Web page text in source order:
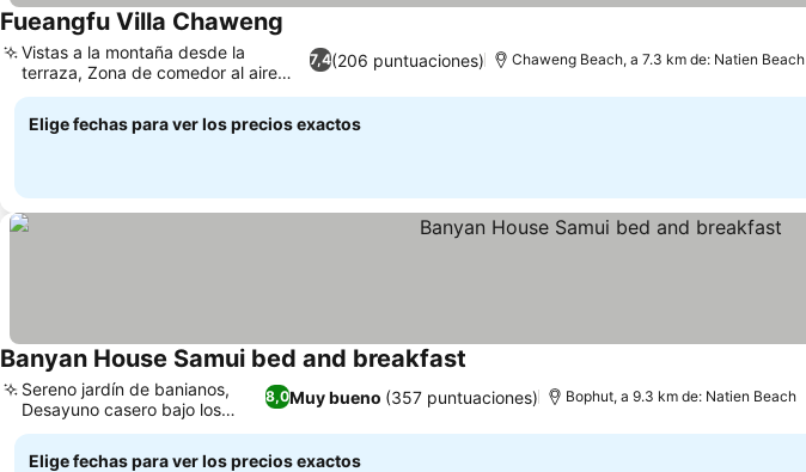
Fueangfu Villa Chaweng
7,4(206 puntuaciones)
Vistas a la montaña desde la
terraza, Zona de comedor al aire
libre
Chaweng Beach, a 7.3 km de: Natien Beach
Elige fechas para ver los precios exactos
Banyan House Samui bed and breakfast
8,0Muy bueno (357 puntuaciones)
Sereno jardín de banianos,
Desayuno casero bajo los
banianos
Bophut, a 9.3 km de: Natien Beach
Elige fechas para ver los precios exactos